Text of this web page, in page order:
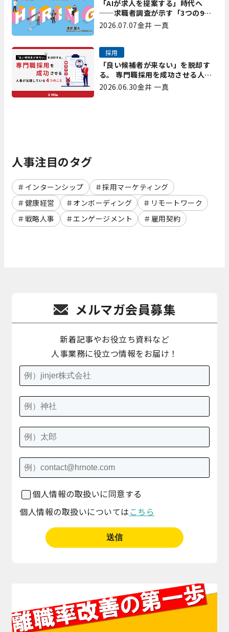
「AIが求人を提案する」時代へ
──求職者調査が示す「3つの9
割」と、採用担当が今すべき準備
2026.07.07金井 一真
「良い候補者が来ない」を脱却す
る。 専門職採用を成功させる人事
が実践している4つのこと
採用
2026.06.30金井 一真
人事注目のタグ
インターンシップ
採用マーケティング
健康経営
オンボーディング
リモートワーク
戦略人事
エンゲージメント 雇用契約
メルマガ会員募集
新着記事やお役立ち資料など
人事業務に役立つ情報をお届け！
個人情報の取扱いに同意する
個人情報の取扱いについては こちら